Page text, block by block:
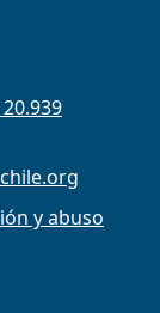
y abuso